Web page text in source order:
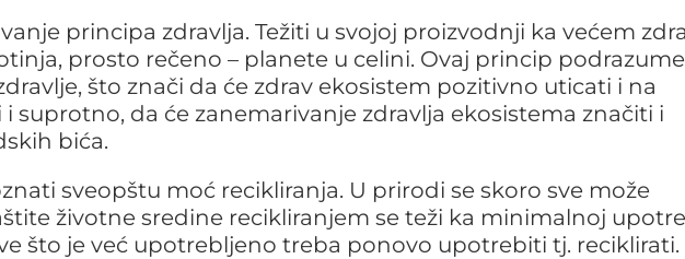
principa zdravlja. Težiti u svojoj proizvodnji ka većem
prosto rečeno – planete u celini. Ovaj princip
što znači da će zdrav ekosistem pozitivno uticati i na
i suprotno, da će zanemarivanje zdravlja ekosistema značiti i
bića.
sveopštu moć recikliranja. U prirodi se skoro sve može
životne sredine recikliranjem se teži ka minimalnoj
što je već upotrebljeno treba ponovo upotrebiti tj. reciklirati.